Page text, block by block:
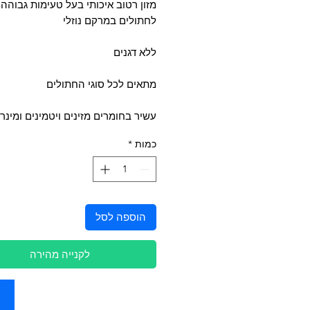
מזון רטוב איכותי בעל טעימות גבוהה
לחתולים במרקם נוזלי
ללא דגנים
מתאים לכל סוגי החתולים
עשיר בחומרים מזינים ויטמינים
כמות *
הוספה לסל
לקנייה מהירה